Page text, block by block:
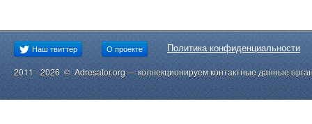
Наш твиттер О проекте Политика конфиденциальности
2011 - 2026 © Adresator.org — коллекционируем контактные данные